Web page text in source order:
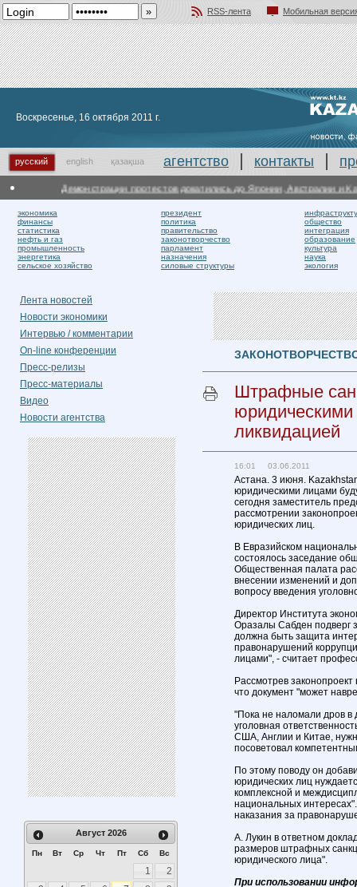
RSS-лента
Мобильная
Воскресенье, 16 октября 2011 г.
русский english қазақша агентство контакты
Демонстрации протестов докатились до Японии, Австралии и
экономика
финансы
статистика
нефть и газ
промышленность
энергетика
сельское хозяйство
президент
политика
правительство
законотворчество
парламент
назначения
силовые структуры
общество
интеграция
образование
культура
наука
экология
Лента новостей
Новости экономики
Интервью / комментарии
On-line конференции
Пресс-релизы
Пресс-материалы
Видео
Новости агентства
Август 2026
Пн Вт Ср Чт Пт Сб Вс
1
2
Штрафные
ликвидацией
16:01 03.06.2011
Астана. 3 июня.
юридическими лицами
сегодня заместитель
рассмотрении
юридических лиц.
В Евразийском
состоялось заседание
Общественная палата
внесении изменений и
вопросу введения
Директор Института
Оразалы Сабден подверг
должна быть защита
правонарушений
лицами", - считает
Рассмотрев
что документ "может
"Пока не наломали дров в
уголовная
США, Англии и Китае,
посоветовал
По этому поводу он
юридических лиц
комплексной и
национальных
наказания за
А. Лукин в ответном
размеров штрафных
юридического лица".
При использовании